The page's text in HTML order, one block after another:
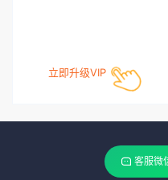
立即升级VIP
客服微